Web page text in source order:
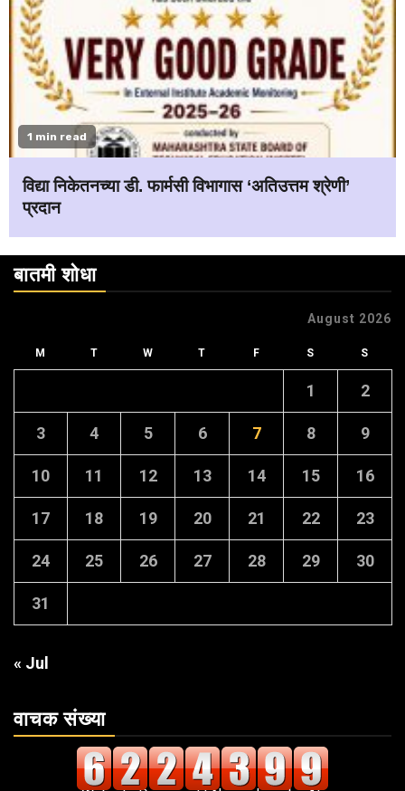
1 min read
विद्या निकेतनच्या डी. फार्मसी विभागास ‘अतिउत्तम श्रेणी’
प्रदान
बातमी शोधा
August 2026
M T W T F S S
1 2
3 4 5 6 7 8 9
10 11 12 13 14 15 16
17 18 19 20 21 22 23
24 25 26 27 28 29 30
31
« Jul
वाचक संख्या